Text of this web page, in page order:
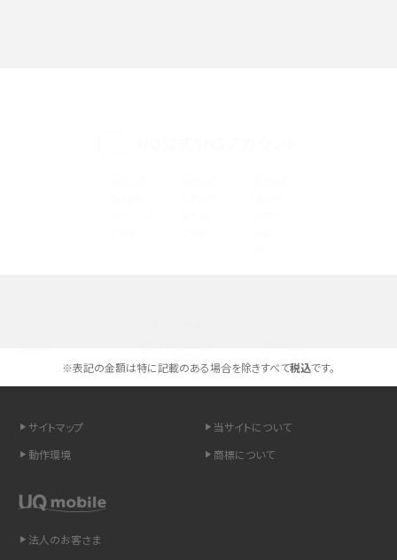
高校生にスマホ制限は必要？所持率やメリット・デメリットを詳しく紹介
スマホのネット通信速度が遅い原因は？すぐできる対処法や見直すポイントを解
を解説
LINEの引き継ぎ方法は？対象データや事前準備・条件・注意点などを解説
※表記の金額は特に記載のある場合を除きすべて税込です。
サイトマップ
当サイトについて
動作環境
商標について
法人のお客さま